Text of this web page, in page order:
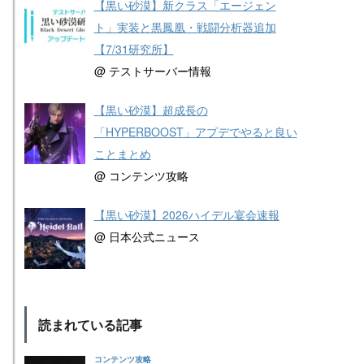
【黒い砂漠】新クラス「エージェン
ト」実装と黒鳳凰・戦闘分析器追加
【7/31研究所】
@ テストサーバー情報
【黒い砂漠】超成長の
「HYPERBOOST」アプデでやると良い
ことまとめ
@ コンテンツ攻略
【黒い砂漠】2026ハイデル宴会速報
@ 日本公式ニュース
読まれている記事